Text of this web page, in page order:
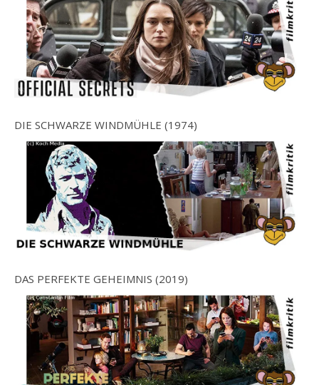
DIE SCHWARZE WINDMÜHLE (1974)
DAS PERFEKTE GEHEIMNIS (2019)